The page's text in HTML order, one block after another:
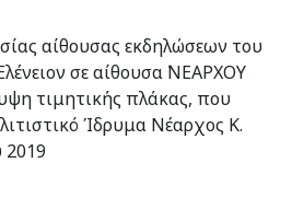
αίθουσας εκδηλώσεων του
σε αίθουσα ῾ΝΕΑΡΧΟΥ
τιμητικής πλάκας, που
Ίδρυμα Νέαρχος Κ.
2019